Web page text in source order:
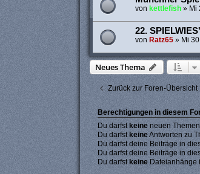
von kettlefish» Mi
22.
von Ratz65» Mi
Neues Thema
Zurück zur Foren-Übersicht
Berechtigungen in diesem
Du darfst keineneuen
Du darfstkeineAntworten zu
Du darfst deine Beiträge in
Du darfst deine Beiträge in
Du darfstkeineDateianhänge